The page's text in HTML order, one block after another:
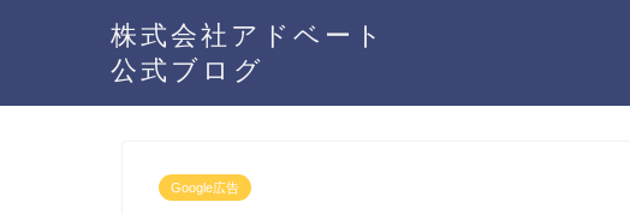
株式会社アドベート
公式ブログ
Google広告